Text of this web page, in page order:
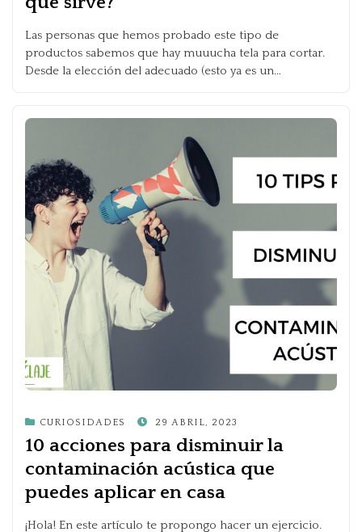
Las personas que hemos probado este tipo de
productos sabemos que hay muuucha tela para cortar.
Desde la elección del adecuado (esto ya es un…
CURIOSIDADES
POSTED
29 ABRIL, 2023
10 acciones para disminuir la
contaminación acústica que
puedes aplicar en casa
¡Hola! En este artículo te propongo hacer un ejercicio.